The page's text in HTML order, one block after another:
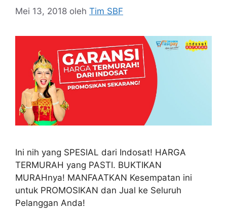
Mei 13, 2018 oleh Tim SBF
Ini nih yang SPESIAL dari Indosat! HARGA
TERMURAH yang PASTI. BUKTIKAN
MURAHnya! MANFAATKAN Kesempatan ini
untuk PROMOSIKAN dan Jual ke Seluruh
Pelanggan Anda!